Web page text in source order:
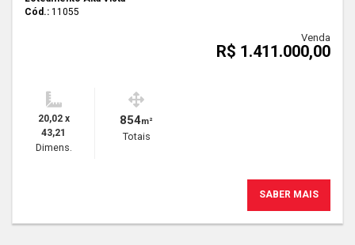
Cód.: 11055
Venda
R$ 1.411.000,00
20,02 x
43,21
Dimens.
854m²
Totais
SABER MAIS